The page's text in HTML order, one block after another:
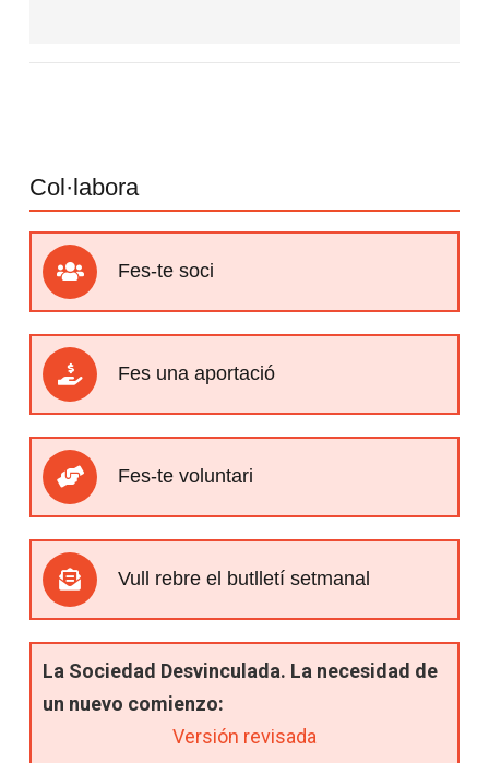
Col·labora
Fes-te soci
Fes una aportació
Fes-te voluntari
Vull rebre el butlletí setmanal
La Sociedad Desvinculada. La necesidad de
un nuevo comienzo:
Versión revisada